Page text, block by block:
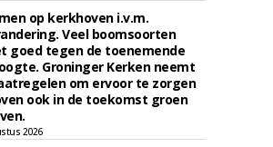
op kerkhoven i.v.m.
Veel boomsoorten
goed tegen de toenemende
Groninger Kerken neemt
om ervoor te zorgen
ook in de toekomst groen
2026